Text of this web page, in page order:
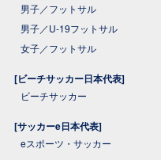
男子／フットサル
男子／U-19フットサル
女子／フットサル
[ビーチサッカー日本代表]
ビーチサッカー
[サッカーe日本代表]
eスポーツ・サッカー